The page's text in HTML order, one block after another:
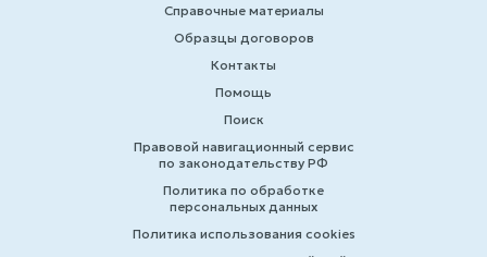
Справочные материалы
Образцы договоров
Контакты
Помощь
Поиск
Правовой навигационный сервис
по законодательству РФ
Политика по обработке
персональных данных
Политика использования cookies